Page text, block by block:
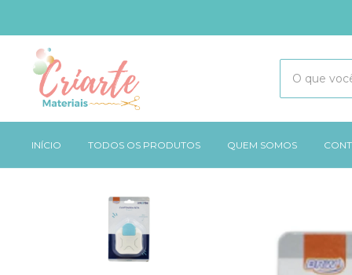
INÍCIO TODOS OS PRODUTOS QUEM SOMOS